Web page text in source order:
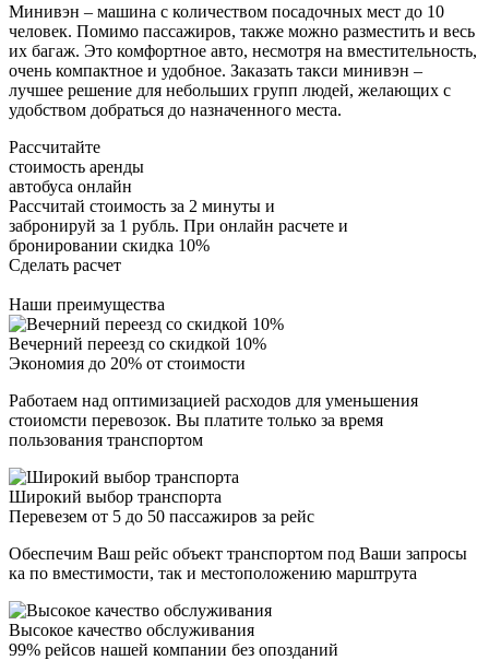
Минивэн – машина с количеством посадочных мест до 10
человек. Помимо пассажиров, также можно разместить и весь
их багаж. Это комфортное авто, несмотря на вместительность,
очень компактное и удобное. Заказать такси минивэн –
лучшее решение для небольших групп людей, желающих с
удобством добраться до назначенного места.
Рассчитайте
стоимость аренды
автобуса онлайн
Рассчитай стоимость за 2 минуты и
забронируй за 1 рубль. При онлайн расчете и
бронировании скидка 10%
Сделать расчет
Наши преимущества
Вечерний переезд со скидкой 10%
Экономия до 20% от стоимости
Работаем над оптимизацией расходов для уменьшения
стоиомсти перевозок. Вы платите только за время
пользования транспортом
Широкий выбор транспорта
Перевезем от 5 до 50 пассажиров за рейс
Обеспечим Ваш рейс объект транспортом под Ваши запросы
ка по вместимости, так и местоположению марштрута
Высокое качество обслуживания
99% рейсов нашей компании без опозданий